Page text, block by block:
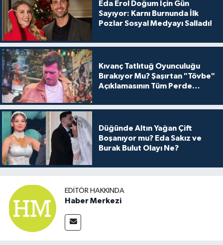
Eda Erol Doğum İçin Gün
Sayıyor: Karnı Burnunda İlk
Pozlar Sosyal Medyayı Salladı!
Kıvanç Tatlıtuğ Oyunculuğu
Bırakıyor Mu? Şaşırtan "Tövbe"
Açıklamasının Tüm Perde
Düğünde Altın Yağan Çift
Boşanıyor mu? Eda Sakız ve
Burak Bulut Olayı Ne?
EDITÖR HAKKINDA
Haber Merkezi